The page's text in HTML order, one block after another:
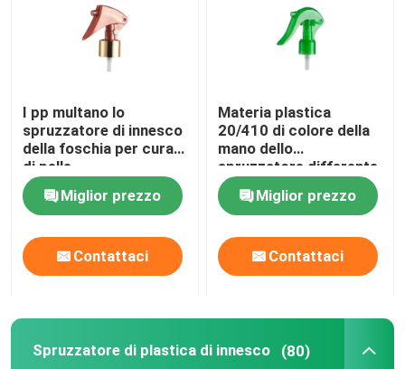
spruzzatore fine della foschia
tubo di lucentezza del labbro
Barattolo crema di plastica
Bottiglia cosmetica acrilica
I pp multano lo
spruzzatore di innesco
della foschia per cura
di pelle
Miglior prezzo
Contattaci
Materia plastica
20/410 di colore della
mano dello
spruzzatore differente
di innesco
Miglior prezzo
Contattaci
Spruzzatore di plastica di innesco (80)